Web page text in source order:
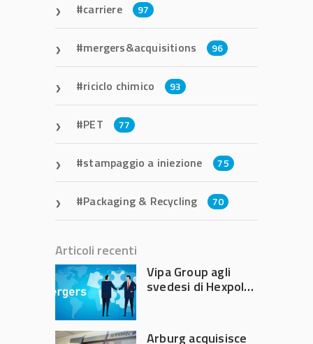
carriere 97
mergers&acquisitions 96
riciclo chimico 93
PET 77
stampaggio a iniezione 75
Packaging & Recycling 70
Articoli recenti
Vipa Group agli
svedesi di Hexpol
Arburg acquisisce